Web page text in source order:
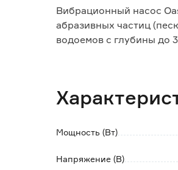
Вибрационный насос
абразивных частиц
водоемов с глубины до
- способен
- алюминиевый прочный
- наличие отверстия
Мощность (Вт)
Напряжение (В)